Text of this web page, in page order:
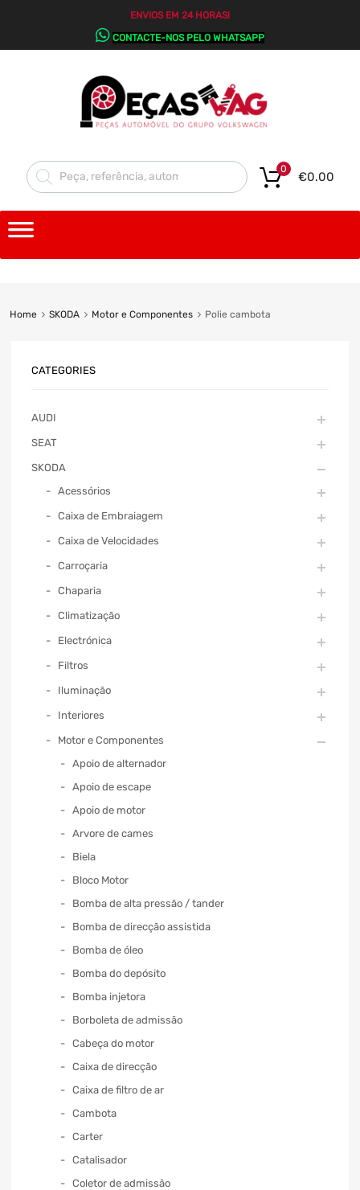
ENVIOS EM 24 HORAS!
CONTACTE-NOS PELO WHATSAPP
€0.00
0
Home SKODA Motor e Componentes Polie cambota
CATEGORIES
AUDI
SEAT
SKODA
Acessórios
Caixa de Embraiagem
Caixa de Velocidades
Carroçaria
Chaparia
Climatização
Electrónica
Filtros
Iluminação
Interiores
Motor e Componentes
Apoio de alternador
Apoio de escape
Apoio de motor
Arvore de cames
Biela
Bloco Motor
Bomba de alta pressão / tander
Bomba de direcção assistida
Bomba de óleo
Bomba do depósito
Bomba injetora
Borboleta de admissão
Cabeça do motor
Caixa de direcção
Caixa de filtro de ar
Cambota
Carter
Catalisador
Coletor de admissão